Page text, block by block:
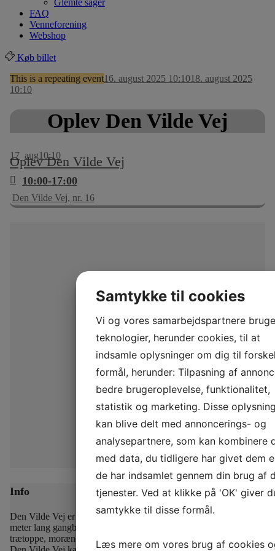
Glemte sager
FAQ
Venneforening
Webshop
Køb billet
This is a repeating event16. august 2025 10:1018. august 2025
10:10
Oplev Den Vilde Vej
17 aug10:10
Oplev Den Vilde Vej
10:00-17:00
Den Vilde Vej, nr. 16
Info
Den Vilde Vej er Sagnlandet Lejres nyeste tilføjelse – en 330
meter lang gangbro, der i op til 8 meters højde snor sig mellem
trætoppe, morænebakker og hen over Sagnlandets dyrefolde.
På
Samtykke til cookies
Vi og vores samarbejdspartnere
teknologier, herunder cookies, til at
indsamle oplysninger om dig til
formål, herunder: Tilpasning af
bedre brugeroplevelse, funktionalitet,
statistik og marketing. Disse
kan blive delt med annoncerings- og
analysepartnere, som kan kombinere
med data, du tidligere har givet dem
de har indsamlet gennem din brug af
tjenester. Ved at klikke på 'OK' giver
samtykke til disse formål.
Læs mere om vores brug af cookies